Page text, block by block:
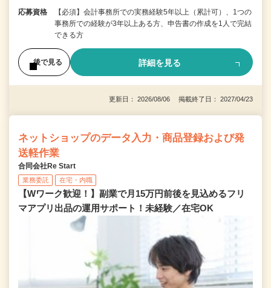
応募資格
【必須】会計事務所での実務経験5年以上（累計可）、1つの
事務所での経験が3年以上ある方、申告書の作成を1人で完結
できる方
後で見る 詳細を見る
更新日： 2026/08/06 掲載終了日： 2027/04/23
ネットショップのデータ入力・商品登録および発
送軽作業
合同会社Re Start
業務委託 在宅・内職
【Wワーク歓迎！】副業で月15万円前後を見込めるフリ
マアプリ出品の運用サポート！未経験／在宅OK